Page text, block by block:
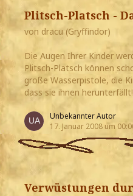
Plitsch-Platsch -
von dracu (Gryffindor)
Die Augen Ihrer Kinder
Plitsch-Platsch können
große Wasserpistole, die
dass sie ihnen herunterfällt!
Unbekannter Autor
17. Januar 2008 um
Verwüstungen